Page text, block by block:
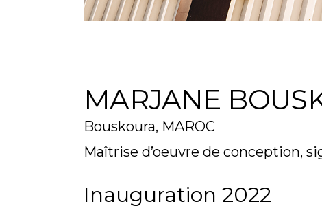
MARJANE
Bouskoura, MAROC
Maîtrise d’oeuvre de conception,
Inauguration 2022